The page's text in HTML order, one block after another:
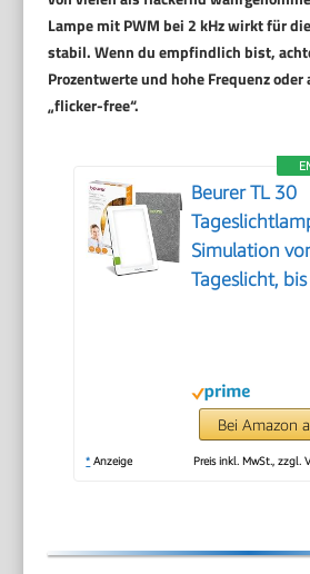
Lampe mit PWM bei 2 kHz wirkt für
stabil. Wenn du empfindlich bist,
Prozentwerte und hohe Frequenz
„flicker-free“.
Beurer TL 30
Simulation
Tageslicht,
flimmer- und
LED-
verstellbarer
Bei Amazon
* Anzeige Preis inkl. MwSt., zzgl.